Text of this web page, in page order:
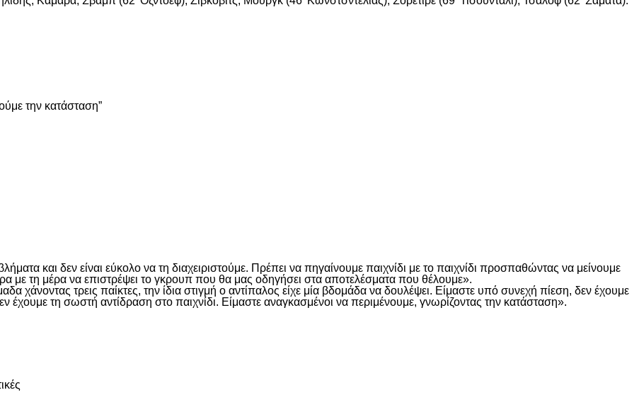
την κατάσταση”
και δεν είναι εύκολο να τη διαχειριστούμε. Πρέπει να πηγαίνουμε παιχνίδι με το παιχνίδι προσπαθώντας να μείνουμε
με τη μέρα να επιστρέψει το γκρουπ που θα μας οδηγήσει στα αποτελέσματα που θέλουμε».
χάνοντας τρεις παίκτες, την ίδια στιγμή ο αντίπαλος είχε μία βδομάδα να δουλέψει. Είμαστε υπό συνεχή πίεση, δεν έχουμε
έχουμε τη σωστή αντίδραση στο παιχνίδι. Είμαστε αναγκασμένοι να περιμένουμε, γνωρίζοντας την κατάσταση».